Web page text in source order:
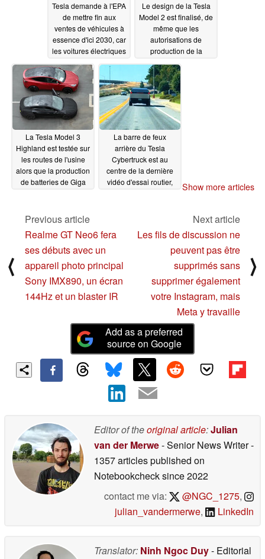
Tesla demande à l'EPA
de mettre fin aux
ventes de véhicules à
essence d'ici 2030, car
les voitures électriques
moins chères et dotées
d'une plus grande
autonomie accélèrent
la transition vers les VE
07/10/2023
Le design de la Tesla
Model 2 est finalisé, de
même que les
autorisations de
production de la
voiture électrique la
moins chère
La Tesla Model 3
Highland est testée sur
les routes de l'usine
alors que la production
de batteries de Giga
07/07/2023
La barre de feux
arrière du Tesla
Cybertruck est au
centre de la dernière
vidéo d'essai routier,
Show more articles
⟨
Previous article
Realme GT Neo6 fera
ses débuts avec un
appareil photo principal
Sony IMX890, un écran
144Hz et un blaster IR
Next article
Les fils de discussion ne
peuvent pas être
supprimés sans
supprimer également
votre Instagram, mais
Meta y travaille
⟩
Add as a preferred
source on Google
Editor of theoriginal article:Julian
van der Merwe- Senior News Writer-
1357 articles published on
Notebookchecksince 2022
contact me via:
@NGC_1275,
julian_vandermerwe, LinkedIn
Translator: Ninh Ngoc Duy- Editorial